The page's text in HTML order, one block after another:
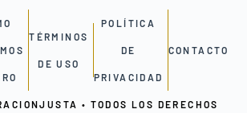
TÉRMINOS
DE USO
POLÍTICA
DE
PRIVACIDAD
CONTACTO
• TODOS LOS DERECHOS